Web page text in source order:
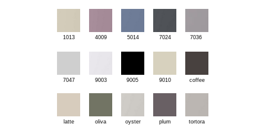
oliva
9003
4009 5014 7024
1013 7036
7047
oyster plum tortora
9005 9010 coffee
latte